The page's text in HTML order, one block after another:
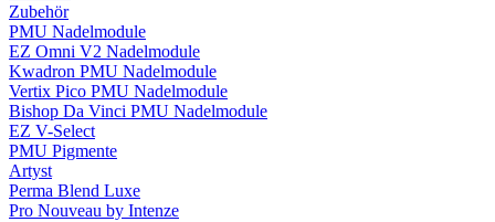
Zubehör
PMU Nadelmodule
EZ Omni V2 Nadelmodule
Kwadron PMU Nadelmodule
Vertix Pico PMU Nadelmodule
Bishop Da Vinci PMU Nadelmodule
EZ V-Select
PMU Pigmente
Artyst
Perma Blend Luxe
Pro Nouveau by Intenze